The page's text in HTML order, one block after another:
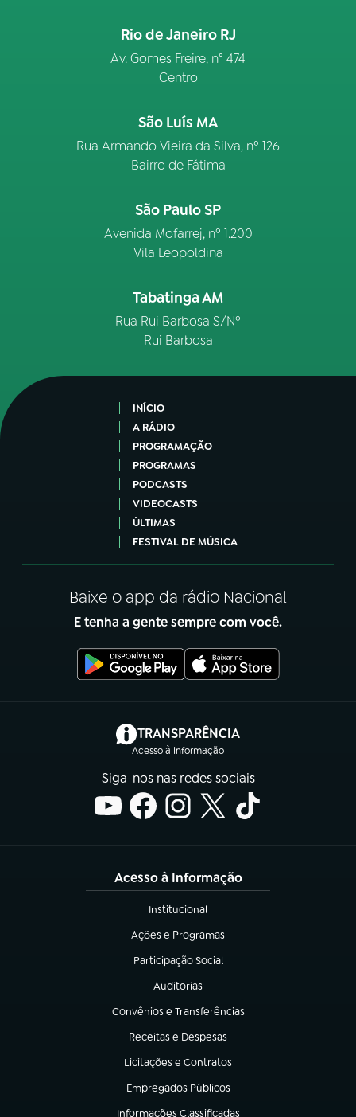
Rio de Janeiro RJ
Av. Gomes Freire, n° 474
Centro
São Luís MA
Rua Armando Vieira da Silva, nº 126
Bairro de Fátima
São Paulo SP
Avenida Mofarrej, nº 1.200
Vila Leopoldina
Tabatinga AM
Rua Rui Barbosa S/Nº
Rui Barbosa
INÍCIO
A RÁDIO
PROGRAMAÇÃO
PROGRAMAS
PODCASTS
VIDEOCASTS
ÚLTIMAS
FESTIVAL DE MÚSICA
Baixe o app da rádio Nacional
E tenha a gente sempre com você.
TRANSPARÊNCIA
Acesso à Informação
(abre em nova aba)
Siga-nos nas redes sociais
Acesso à Informação
Institucional
(abre em nova aba)
Ações e Programas
(abre em nova aba)
Participação Social
(abre em nova aba)
Auditorias
(abre em nova aba)
Convênios e Transferências
(abre em nova aba)
Receitas e Despesas
(abre em nova aba)
Licitações e Contratos
(abre em nova aba)
Empregados Públicos
(abre em nova aba)
Informações Classificadas